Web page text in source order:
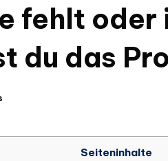
fehlt
du das
Seiteninhalte